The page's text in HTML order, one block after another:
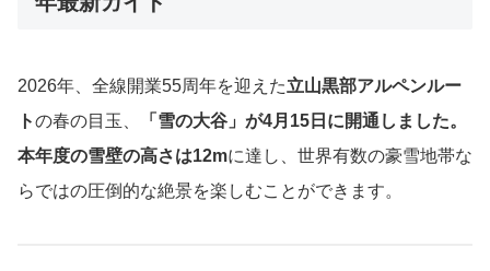
2026年、全線開業55周年を迎えた立山黒部アルペンルー
トの春の目玉、
「雪の大谷」が4月15日に開通しました。
本年度の雪壁の高さは12mに達し、世界有数の豪雪地帯な
らではの圧倒的な絶景を楽しむことができます。